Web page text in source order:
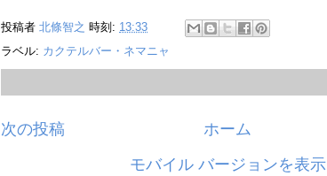
投稿者 北條智之 時刻: 13:33
ラベル: カクテルバー・ネマニャ
次の投稿
ホーム
モバイル バージョンを表示